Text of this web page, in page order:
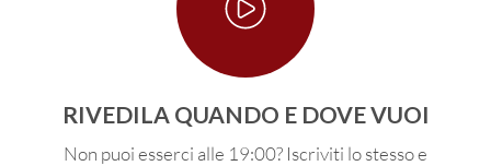
RIVEDILA QUANDO E DOVE VUOI
Non puoi esserci alle 19:00? Iscriviti lo stesso e